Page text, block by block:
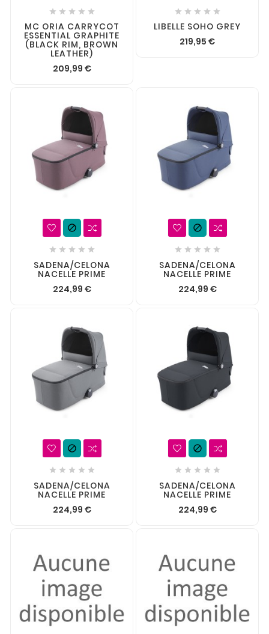
    
MC ORIA CARRYCOT
ESSENTIAL GRAPHITE
(BLACK RIM, BROWN
LEATHER)
209,99 €
    
LIBELLE SOHO GREY
219,95 €

    
SADENA/CELONA
NACELLE PRIME
224,99 €

    
SADENA/CELONA
NACELLE PRIME
224,99 €

    
SADENA/CELONA
NACELLE PRIME
224,99 €

    
SADENA/CELONA
NACELLE PRIME
224,99 €